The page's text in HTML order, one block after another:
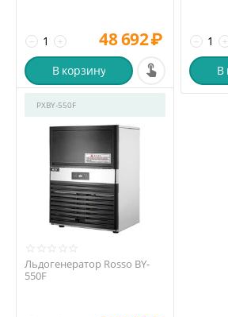
+
− 48 692₽
В корзину
+
−
В
РХBY-550F
Льдогенератор Rosso BY-
550F